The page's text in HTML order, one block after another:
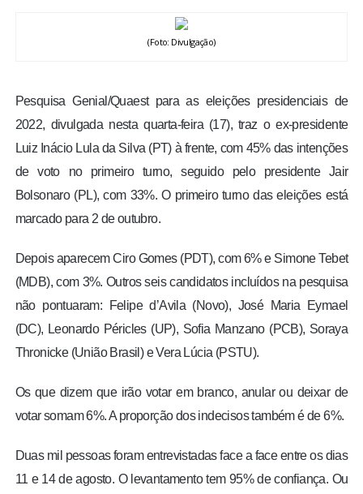
ENTRETENIMENTO
ENQUETE
TV LPB
COLUNISTAS
(Foto: Divulgação)
Pesquisa Genial/Quaest para as eleições presidenciais de
2022, divulgada nesta quarta-feira (17), traz o ex-presidente
Luiz Inácio Lula da Silva (PT) à frente, com 45% das intenções
de voto no primeiro turno, seguido pelo presidente Jair
Bolsonaro (PL), com 33%. O primeiro turno das eleições está
marcado para 2 de outubro.
Depois aparecem Ciro Gomes (PDT), com 6% e Simone Tebet
(MDB), com 3%. Outros seis candidatos incluídos na pesquisa
não pontuaram: Felipe d’Avila (Novo), José Maria Eymael
(DC), Leonardo Péricles (UP), Sofia Manzano (PCB), Soraya
Thronicke (União Brasil) e Vera Lúcia (PSTU).
Os que dizem que irão votar em branco, anular ou deixar de
votar somam 6%. A proporção dos indecisos também é de 6%.
Duas mil pessoas foram entrevistadas face a face entre os dias
11 e 14 de agosto. O levantamento tem 95% de confiança. Ou